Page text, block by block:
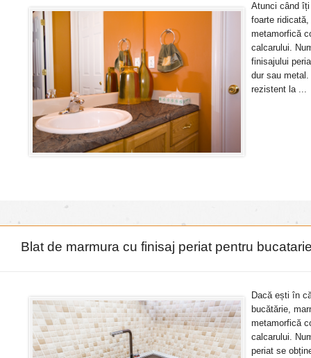
Atunci când
foarte
metamorfică
calcarului.
finisajului
dur sau
rezistent la ...
Blat de marmura cu finisaj periat pentru
Dacă ești în
bucătărie,
metamorfică
calcarului.
periat se